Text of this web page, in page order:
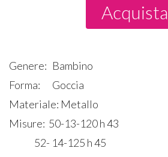
Acquista
Genere: Bambino
Forma:
Goccia
Materiale: Metallo
Misure: 50-13-120 h 43
52- 14-125 h 45